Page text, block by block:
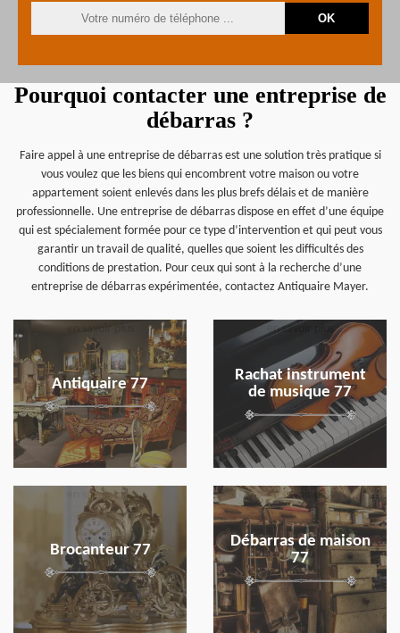
Pourquoi contacter une entreprise de
débarras ?
Faire appel à une entreprise de débarras est une solution très pratique si
vous voulez que les biens qui encombrent votre maison ou votre
appartement soient enlevés dans les plus brefs délais et de manière
professionnelle. Une entreprise de débarras dispose en effet d’une équipe
qui est spécialement formée pour ce type d’intervention et qui peut vous
garantir un travail de qualité, quelles que soient les difficultés des
conditions de prestation. Pour ceux qui sont à la recherche d’une
entreprise de débarras expérimentée, contactez Antiquaire Mayer.
Antiquaire 77
en savoir plus
Rachat instrument
de musique 77
en savoir plus
Brocanteur 77
en savoir plus
Débarras de maison
77
en savoir plus